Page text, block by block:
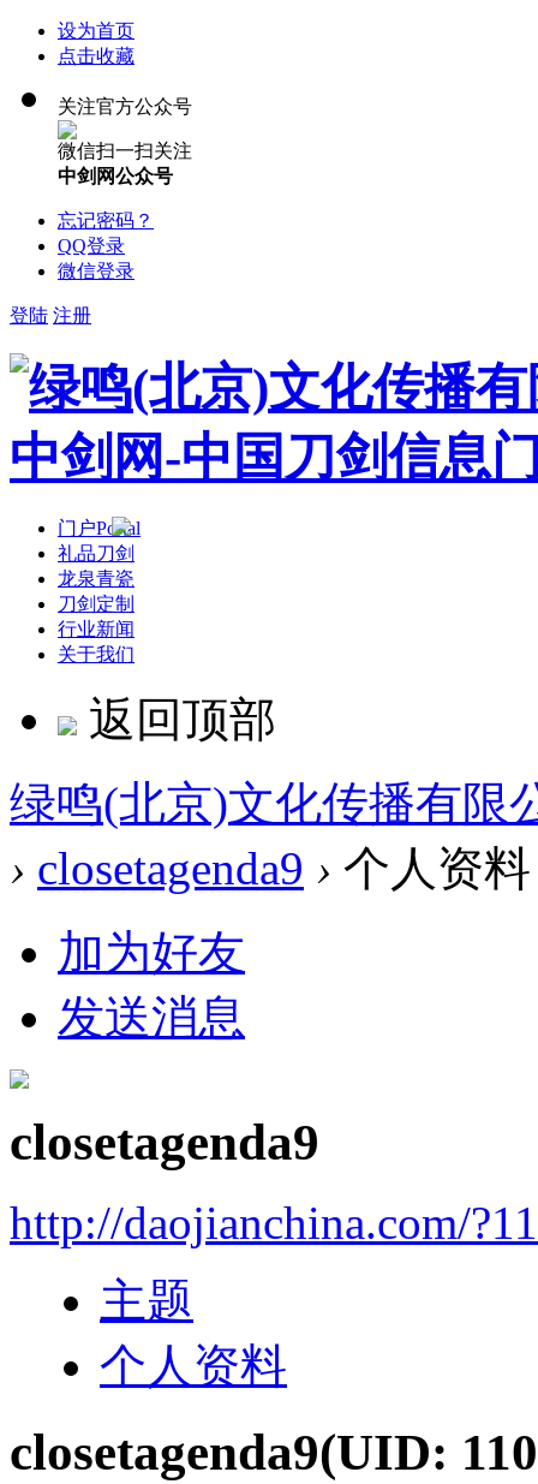
设为首页
点击收藏
关注官方公众号
微信扫一扫关注
中剑网公众号
忘记密码？
QQ登录
微信登录
登陆 注册
门户Portal
礼品刀剑
龙泉青瓷
刀剑定制
行业新闻
关于我们
返回顶部
绿鸣(北京)文化传播有限
› closetagenda9 › 个人资料
加为好友
发送消息
closetagenda9
http://daojianchina.com/
主题
个人资料
closetagenda9(UID: